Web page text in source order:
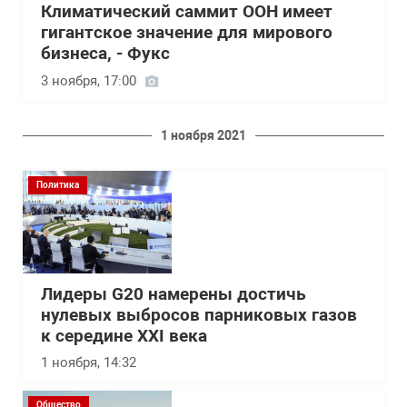
Климатический саммит ООН имеет
гигантское значение для мирового
бизнеса, - Фукс
3 ноября, 17:00
1 ноября 2021
Политика
Лидеры G20 намерены достичь
нулевых выбросов парниковых газов
к середине XXI века
1 ноября, 14:32
Общество